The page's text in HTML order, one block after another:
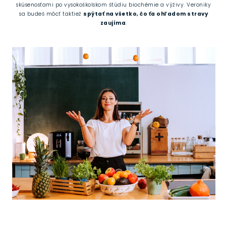
skúsenosťami po vysokoškolskom štúdiu biochémie a výživy. Veroniky
sa budeš môcť taktiež spýtať na všetko, čo ťa ohľadom stravy
zaujíma.